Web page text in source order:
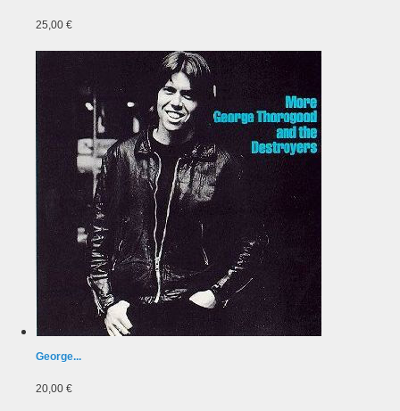
25,00 €
George...
20,00 €